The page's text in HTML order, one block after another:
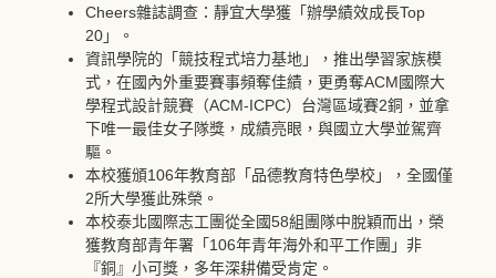
Cheers雜誌調查：靜宜大學獲「辦學績效成長Top
20」。
資訊學院的「競技程式培力基地」，推出學習家族模
式，在國內外重要賽事頻奪佳績，更勇奪ACM國際大
學程式設計競賽（ACM-ICPC）台灣區域賽2銅，並拿
下唯一最佳女子隊獎，成績亮眼，與國立大學並駕齊
驅。
本校獲頒106年教育部「品德教育特色學校」，全國僅
2所大學獲此殊榮。
本校泰北國際志工團從全國58組團隊中脫穎而出，榮
獲教育部青年署「106年青年海外和平工作團」非
『銅』小可獎，多年深耕備受肯定。